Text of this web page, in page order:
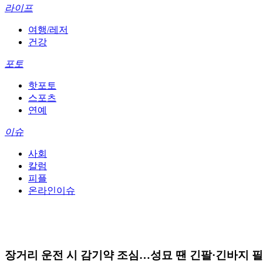
라이프
여행/레저
건강
포토
핫포토
스포츠
연예
이슈
사회
칼럼
피플
온라인이슈
장거리 운전 시 감기약 조심…성묘 땐 긴팔·긴바지